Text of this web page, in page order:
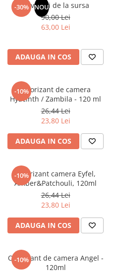
Medicina & Farmacie
Medicina Pentru Toti
Sport
Terapii Alternative
AudioBook
Beletristica
Biografii, Memorii, Jurnale
Carti erotice
Adult
Crime, Thriller, Mistery
Literatura Romana
Poezie
romantice
Senzatii/Dragoste
-30% NOU
Revelatii de la sursa
90,00 Lei
63,00 Lei
ADAUGA IN COS
-10%
Odorizant de camera
Hyacinth / Zambila - 120 ml
26,44 Lei
23,80 Lei
ADAUGA IN COS
-10%
Odorizant camera Eyfel,
Amber&Patchouli, 120ml
26,44 Lei
23,80 Lei
ADAUGA IN COS
-10%
Odorizant de camera Angel -
120ml